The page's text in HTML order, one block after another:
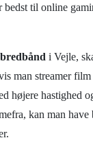
bedst til online
i Vejle,
man streamer
højere hastighed
kan man have